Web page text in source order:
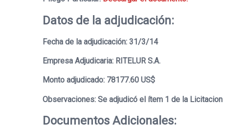
Datos de la adjudicación:
Fecha de la adjudicación: 31/3/14
Empresa Adjudicaria: RITELUR S.A.
Monto adjudicado: 78177.60 US$
Observaciones: Se adjudicó el ítem 1 de la Licitacion
Documentos Adicionales: